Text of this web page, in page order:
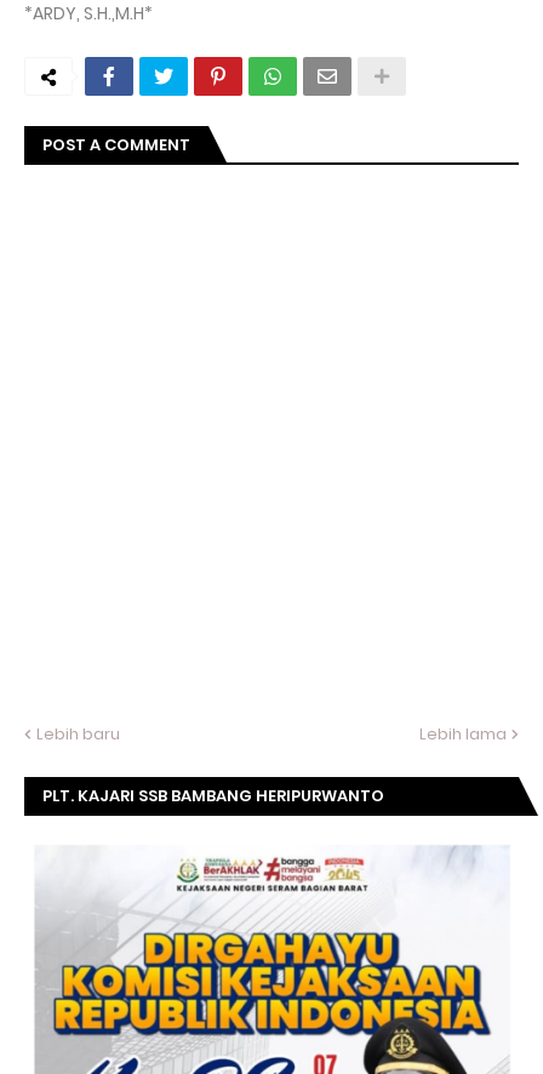
*ARDY, S.H.,M.H*
POST A COMMENT
Lebih baru Lebih lama
PLT. KAJARI SSB BAMBANG HERIPURWANTO
KEJAKSAAN RI KE- 20 TAHUN.